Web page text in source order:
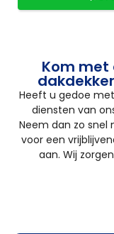
Kom
Heeft u gedoe
diensten van
Neem dan zo snel
voor een
aan. Wij